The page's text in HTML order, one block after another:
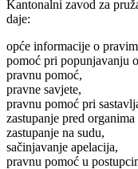
pravnik
Tel: + 387 38 221 270
Kantonalni zavod za
daje:
opće informacije o
pomoć pri popunjavanju
pravnu pomoć,
pravne savjete,
pravnu pomoć pri
zastupanje pred